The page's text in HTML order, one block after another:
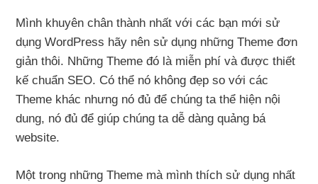
Mình khuyên chân thành nhất với các bạn mới sử
dụng WordPress hãy nên sử dụng những Theme đơn
giản thôi. Những Theme đó là miễn phí và được thiết
kế chuẩn SEO. Có thể nó không đẹp so với các
Theme khác nhưng nó đủ để chúng ta thể hiện nội
dung, nó đủ để giúp chúng ta dễ dàng quảng bá
website.
Một trong những Theme mà mình thích sử dụng nhất